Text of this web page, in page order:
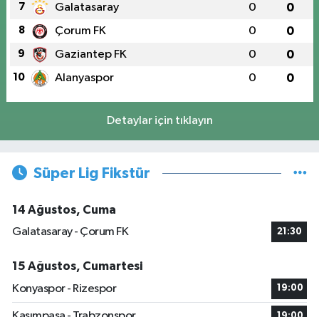
7 Galatasaray 0 0
8 Çorum FK 0 0
9 Gaziantep FK 0 0
10 Alanyaspor 0 0
Detaylar için tıklayın
Süper Lig Fikstür
14 Ağustos, Cuma
Galatasaray - Çorum FK
21:30
15 Ağustos, Cumartesi
Konyaspor - Rizespor
19:00